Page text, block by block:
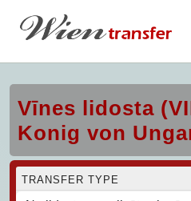
Vīnes lidosta
Konig von
TRANSFER TYPE